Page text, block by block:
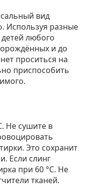
вид
Используя разные
любого
и до
проситься на
приспособить
Не сушите в
Это сохранит
Если слинг
при 60 °C. Не
тканей.